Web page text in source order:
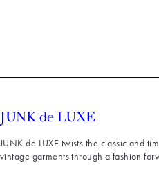
JUNK de LUXE twists the classic and
vintage garments through a fashion